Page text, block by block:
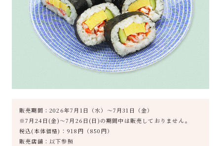
販売期間：2026年7月1日（水）～7月31日（金）
※7月24日(金)～7月26日(日)の期間中は販売しておりません。
税込(本体価格)：918円（850円）
販売店舗：以下参照